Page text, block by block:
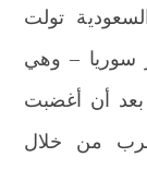
تولت
سوريا – وهي
أن أغضبت
من خلال